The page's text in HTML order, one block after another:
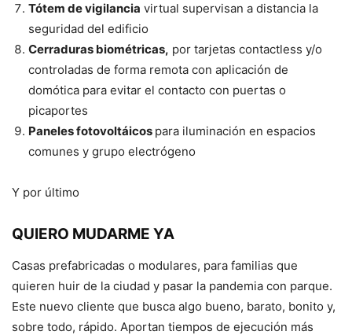
Tótem de vigilancia virtual supervisan a distancia la
seguridad del edificio
Cerraduras biométricas, por tarjetas contactless y/o
controladas de forma remota con aplicación de
domótica para evitar el contacto con puertas o
picaportes
Paneles fotovoltáicos para iluminación en espacios
comunes y grupo electrógeno
Y por último
QUIERO MUDARME YA
Casas prefabricadas o modulares, para familias que
quieren huir de la ciudad y pasar la pandemia con parque.
Este nuevo cliente que busca algo bueno, barato, bonito y,
sobre todo, rápido. Aportan tiempos de ejecución más